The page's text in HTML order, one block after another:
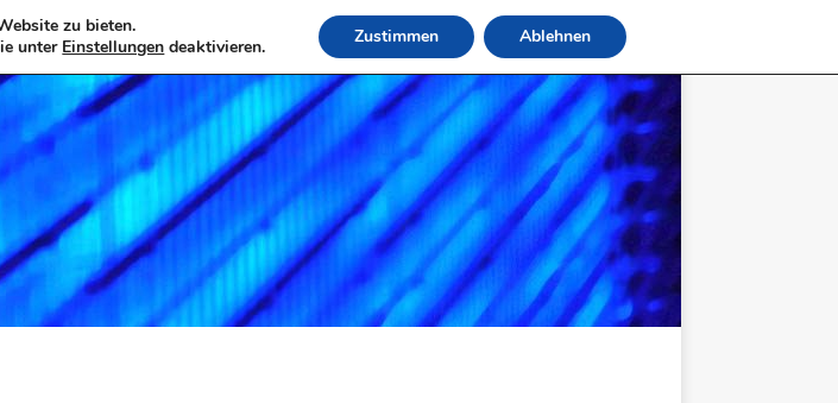
zu bieten.
unter Einstellungen deaktivieren. Zustimmen Ablehnen